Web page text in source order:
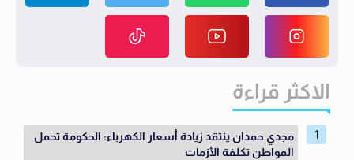
الاكثر قراءة
مجدي حمدان ينتقد زيادة أسعار الكهرباء: الحكومة تحمل
المواطن تكلفة الأزمات